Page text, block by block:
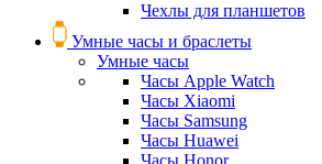
Чехлы для планшетов
Умные часы и браслеты
Умные часы
Часы Apple Watch
Часы Xiaomi
Часы Samsung
Часы Huawei
Часы Honor